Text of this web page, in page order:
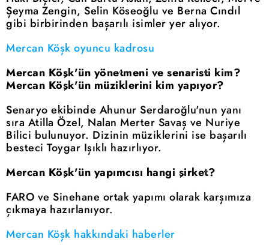
Şeyma Zengin, Selin Köseoğlu ve Berna Cındıl
gibi birbirinden başarılı isimler yer alıyor.
Mercan Köşk oyuncu kadrosu
Mercan Köşk'ün yönetmeni ve senaristi kim?
Mercan Köşk'ün müziklerini kim yapıyor?
Senaryo ekibinde Ahunur Serdaroğlu'nun yanı
sıra Atilla Özel, Nalan Merter Savaş ve Nuriye
Bilici bulunuyor. Dizinin müziklerini ise başarılı
besteci Toygar Işıklı hazırlıyor.
Mercan Köşk'ün yapımcısı hangi şirket?
FARO ve Sinehane ortak yapımı olarak karşımıza
çıkmaya hazırlanıyor.
Mercan Köşk hakkındaki haberler